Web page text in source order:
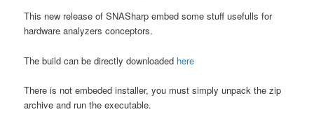
This new release of SNASharp embed some stuff usefulls for
hardware analyzers conceptors.
The build can be directly downloaded here
There is not embeded installer, you must simply unpack the zip
archive and run the executable.